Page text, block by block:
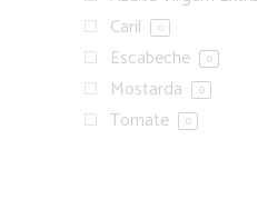
Caril 0
Escabeche 0
Mostarda 0
Tomate 0